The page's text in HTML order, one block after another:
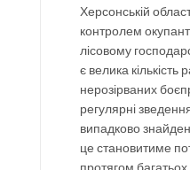
Херсонській
контролем
лісовому
є велика
нерозірваних
регулярні
випадково
це становитиме
протягом багатьох